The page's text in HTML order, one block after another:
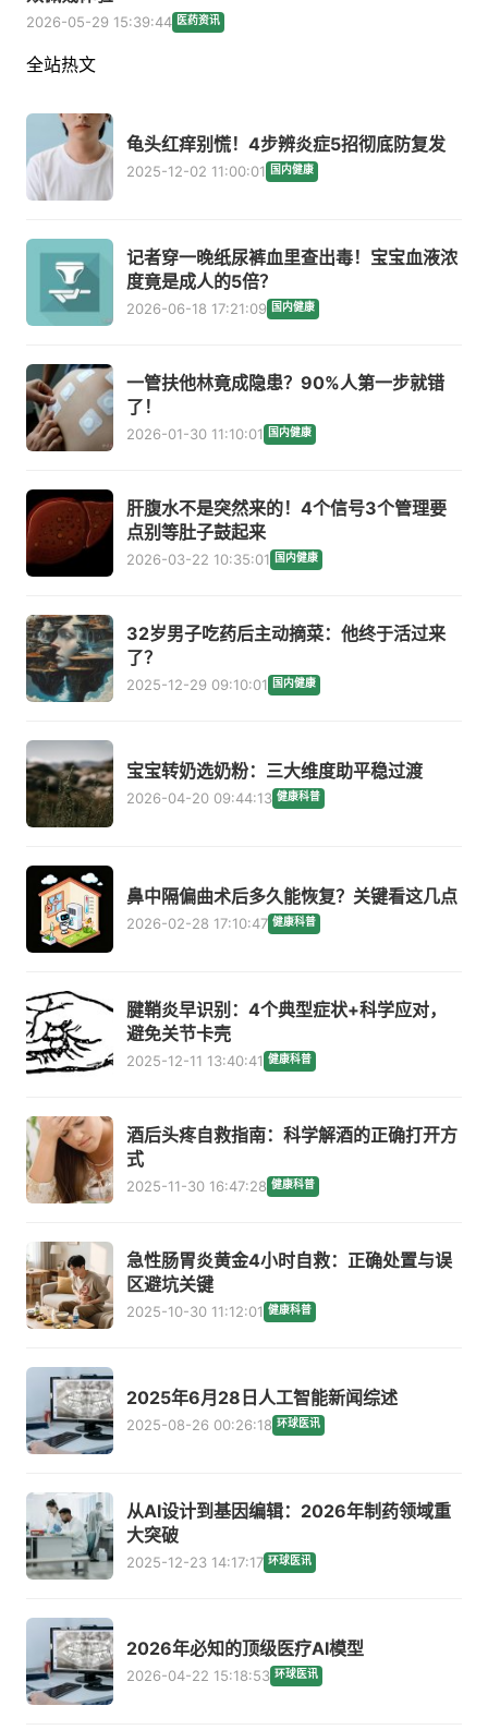
2026-05-29 15:39:44 医药资讯
全站热文
龟头红痒别慌！4步辨炎症5招彻底防复发
2025-12-02 11:00:01 国内健康
记者穿一晚纸尿裤血里查出毒！宝宝血液浓
度竟是成人的5倍？
2026-06-18 17:21:09 国内健康
一管扶他林竟成隐患？90%人第一步就错
了！
2026-01-30 11:10:01 国内健康
肝腹水不是突然来的！4个信号3个管理要
点别等肚子鼓起来
2026-03-22 10:35:01 国内健康
32岁男子吃药后主动摘菜：他终于活过来
了？
2025-12-29 09:10:01 国内健康
宝宝转奶选奶粉：三大维度助平稳过渡
2026-04-20 09:44:13 健康科普
鼻中隔偏曲术后多久能恢复？关键看这几点
2026-02-28 17:10:47 健康科普
腱鞘炎早识别：4个典型症状+科学应对，
避免关节卡壳
2025-12-11 13:40:41 健康科普
酒后头疼自救指南：科学解酒的正确打开方
式
2025-11-30 16:47:28 健康科普
急性肠胃炎黄金4小时自救：正确处置与误
区避坑关键
2025-10-30 11:12:01 健康科普
2025年6月28日人工智能新闻综述
2025-08-26 00:26:18 环球医讯
从AI设计到基因编辑：2026年制药领域重
大突破
2025-12-23 14:17:17 环球医讯
2026年必知的顶级医疗AI模型
2026-04-22 15:18:53 环球医讯